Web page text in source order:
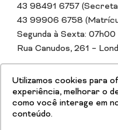
Utilizamos cookies para
experiência, melhorar o
como você interage em
conteúdo.
43 98491 6757
43 99906 6758
Segunda à Sexta:
Rua Canudos, 261 –
Instagram